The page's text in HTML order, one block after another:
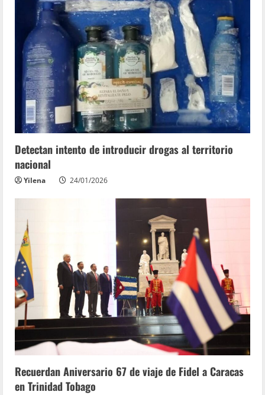
Detectan intento de introducir drogas al territorio
nacional
Yilena 24/01/2026
Recuerdan Aniversario 67 de viaje de Fidel a Caracas
en Trinidad Tobago